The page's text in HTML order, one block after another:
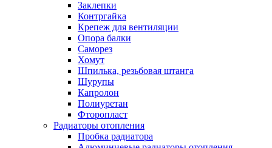
Заклепки
Контргайка
Крепеж для вентиляции
Опора балки
Саморез
Хомут
Шпилька, резьбовая штанга
Шурупы
Капролон
Полиуретан
Фторопласт
Радиаторы отопления
Пробка радиатора